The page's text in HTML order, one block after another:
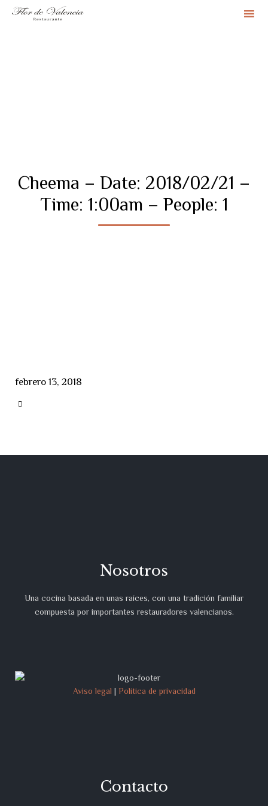
Cheema – Date: 2018/02/21 –
Time: 1:00am – People: 1
febrero 13, 2018

Nosotros
Una cocina basada en unas raíces, con una tradición familiar
compuesta por importantes restauradores valencianos.
Aviso legal | Política de privacidad
Contacto